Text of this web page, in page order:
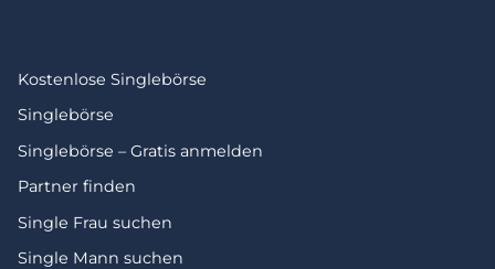
Kostenlose Singlebörse
Singlebörse
Singlebörse – Gratis anmelden
Partner finden
Single Frau suchen
Single Mann suchen